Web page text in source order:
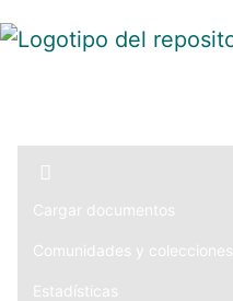
Cargar documentos
Comunidades y colecciones
Estadísticas